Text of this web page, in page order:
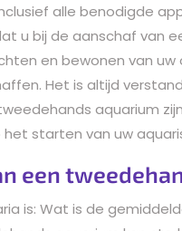
alle benodigde
u bij de aanschaf van
en bewonen van
Het is altijd
aquarium
starten van uw
een
is: Wat is de